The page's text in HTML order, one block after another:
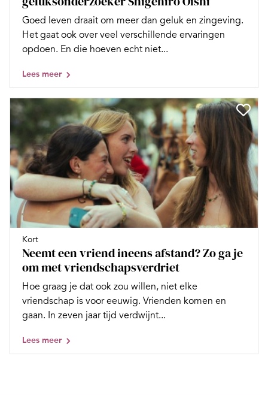
Goed leven draait om meer dan geluk en zingeving.
Het gaat ook over veel verschillende ervaringen
opdoen. En die hoeven echt niet...
Lees meer
Kort
Neemt een vriend ineens afstand? Zo ga je
om met vriendschapsverdriet
Hoe graag je dat ook zou willen, niet elke
vriendschap is voor eeuwig. Vrienden komen en
gaan. In zeven jaar tijd verdwijnt...
Lees meer